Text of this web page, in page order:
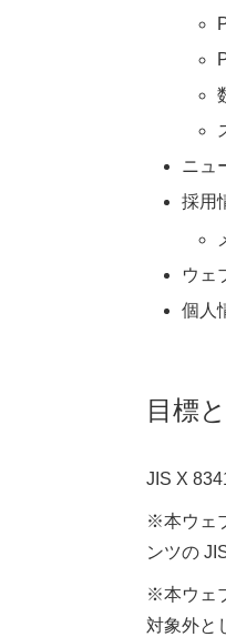
ニ
採用
ウェ
個人
目標
JIS X
※本ウェ
ンツの
※本ウェ
対象外と